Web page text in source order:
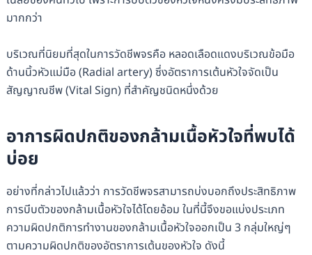
มากกว่า
บริเวณที่นิยมที่สุดในการวัดชีพจรคือ หลอดเลือดแดงบริเวณข้อมือ
ด้านนิ้วหัวแม่มือ (Radial artery) ซึ่งอัตราการเต้นหัวใจจัดเป็น
สัญญาณชีพ (Vital Sign) ที่สำคัญชนิดหนึ่งด้วย
อาการผิดปกติของกล้ามเนื้อหัวใจที่พบได้
บ่อย
อย่างที่กล่าวไปแล้วว่า การวัดชีพจรสามารถบ่งบอกถึงประสิทธิภาพ
การบีบตัวของกล้ามเนื้อหัวใจได้โดยอ้อม ในที่นี้จึงขอแบ่งประเภท
ความผิดปกติการทำงานของกล้ามเนื้อหัวใจออกเป็น 3 กลุ่มใหญ่ๆ
ตามความผิดปกติของอัตราการเต้นของหัวใจ ดังนี้